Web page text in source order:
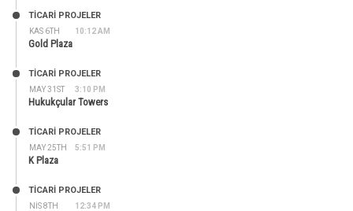
KAS 6TH 10:12 AM
TİCARİ PROJELER
Gold Plaza
MAY 31ST 3:10 PM
TİCARİ PROJELER
Hukukçular Towers
MAY 25TH 5:51 PM
TİCARİ PROJELER
K Plaza
NIS 8TH 12:34 PM
TİCARİ PROJELER